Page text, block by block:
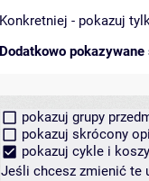
Konkretniej - pokazuj
Dodatkowo
pokazuj grupy
pokazuj skrócony
pokazuj cykle i
Jeśli chcesz zmienić te